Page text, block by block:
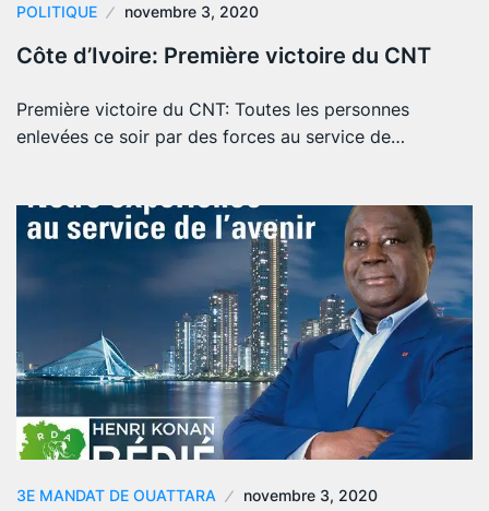
POLITIQUE novembre 3, 2020
Côte d’Ivoire: Première victoire du CNT
Première victoire du CNT: Toutes les personnes
enlevées ce soir par des forces au service de…
3E MANDAT DE OUATTARA novembre 3, 2020